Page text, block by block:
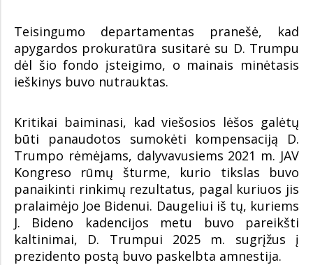
Teisingumo departamentas pranešė, kad
apygardos prokuratūra susitarė su D. Trumpu
dėl šio fondo įsteigimo, o mainais minėtasis
ieškinys buvo nutrauktas.
Kritikai baiminasi, kad viešosios lėšos galėtų
būti panaudotos sumokėti kompensaciją D.
Trumpo rėmėjams, dalyvavusiems 2021 m. JAV
Kongreso rūmų šturme, kurio tikslas buvo
panaikinti rinkimų rezultatus, pagal kuriuos jis
pralaimėjo Joe Bidenui. Daugeliui iš tų, kuriems
J. Bideno kadencijos metu buvo pareikšti
kaltinimai, D. Trumpui 2025 m. sugrįžus į
prezidento postą buvo paskelbta amnestija.